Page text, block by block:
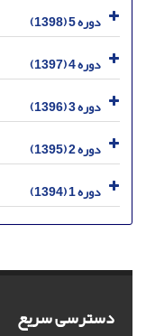
دوره 5 (1398)
دوره 4 (1397)
دوره 3 (1396)
دوره 2 (1395)
دوره 1 (1394)
دسترسی سریع